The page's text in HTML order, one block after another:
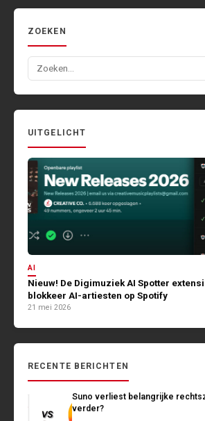
ZOEKEN
Zoeken
naar:
UITGELICHT
AI
Nieuw! De Digimuziek AI Spotter
blokkeer AI-artiesten op Spotify
21 mei 2026
RECENTE BERICHTEN
Suno verliest belangrijke
verder?